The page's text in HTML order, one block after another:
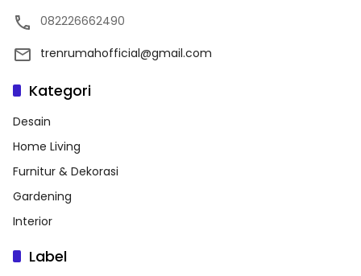
082226662490
trenrumahofficial@gmail.com
Kategori
Desain
Home Living
Furnitur & Dekorasi
Gardening
Interior
Label